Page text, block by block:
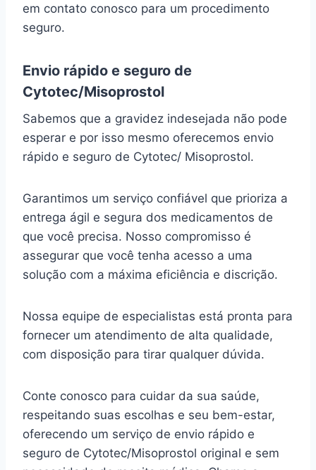
em contato conosco para um procedimento
seguro.
Envio rápido e seguro de
Cytotec/Misoprostol
Sabemos que a gravidez indesejada não pode
esperar e por isso mesmo oferecemos envio
rápido e seguro de Cytotec/ Misoprostol.
Garantimos um serviço confiável que prioriza a
entrega ágil e segura dos medicamentos de
que você precisa. Nosso compromisso é
assegurar que você tenha acesso a uma
solução com a máxima eficiência e discrição.
Nossa equipe de especialistas está pronta para
fornecer um atendimento de alta qualidade,
com disposição para tirar qualquer dúvida.
Conte conosco para cuidar da sua saúde,
respeitando suas escolhas e seu bem-estar,
oferecendo um serviço de envio rápido e
seguro de Cytotec/Misoprostol original e sem